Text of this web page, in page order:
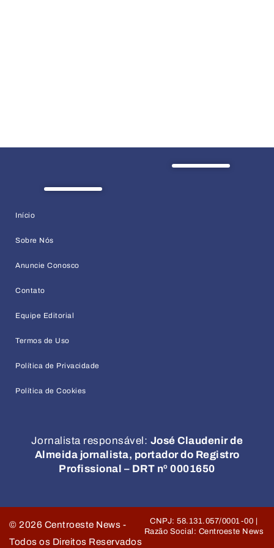
Início
Sobre Nós
Anuncie Conosco
Contato
Equipe Editorial
Termos de Uso
Política de Privacidade
Política de Cookies
Jornalista responsável: José Claudenir de
Almeida jornalista, portador do Registro
Profissional – DRT nº 0001650
© 2026 Centroeste News -
Todos os Direitos Reservados
CNPJ: 58.131.057/0001-00 |
Razão Social: Centroeste News